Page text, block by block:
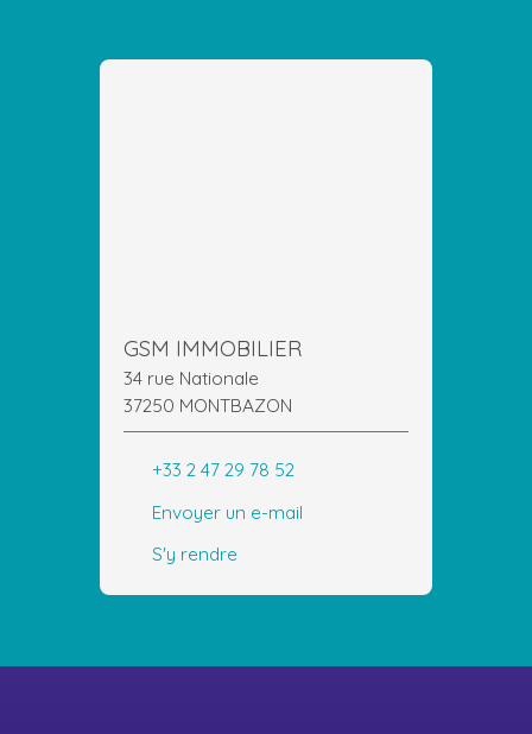
GSM IMMOBILIER
34 rue Nationale
37250 MONTBAZON
+33 2 47 29 78 52
Envoyer un e-mail
S'y rendre